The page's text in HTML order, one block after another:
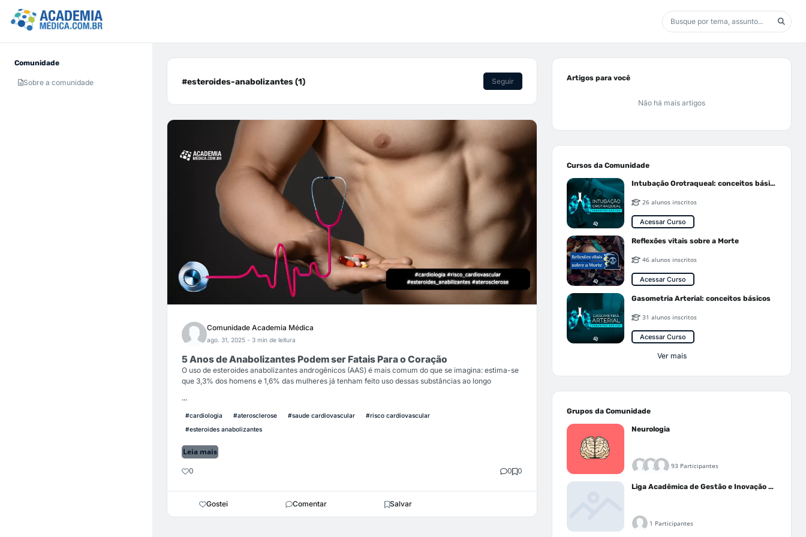
Comunidade
Sobre a comunidade #esteroides-anabolizantes (1) Seguir
Comunidade Academia Médica
ago. 31, 2025 - 3 min de leitura
5 Anos de Anabolizantes Podem ser Fatais Para o Coração
O uso de esteroides anabolizantes androgênicos (AAS) é mais comum do que se imagina: estima-se
que 3,3% dos homens e 1,6% das mulheres já tenham feito uso dessas substâncias ao longo
...
#cardiologia #aterosclerose #saude cardiovascular
#risco cardiovascular
#esteroides anabolizantes
Leia mais
0 0 0
Gostei Comentar Salvar
Artigos para você
Não há mais artigos
Cursos da Comunidade
Intubação Orotraqueal: conceitos básicos
26 alunos inscritos
Acessar Curso
Reflexões vitais sobre a Morte
46 alunos inscritos
Acessar Curso
Gasometria Arterial: conceitos básicos
31 alunos inscritos
Acessar Curso
Ver mais
Grupos da Comunidade
Neurologia
93 Participantes
Liga Acadêmica de Gestão e Inovação Médica - LAGIM
1 Participantes